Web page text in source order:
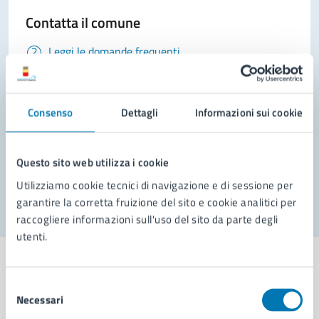
Consenso Dettagli Informazioni sui cookie
Questo sito web utilizza i cookie
Utilizziamo cookie tecnici di navigazione e di sessione per
garantire la corretta fruizione del sito e cookie analitici per
raccogliere informazioni sull'uso del sito da parte degli
utenti.
delNecessari
Contatta il comune
Leggi le domande frequenti
Prenota appuntamento